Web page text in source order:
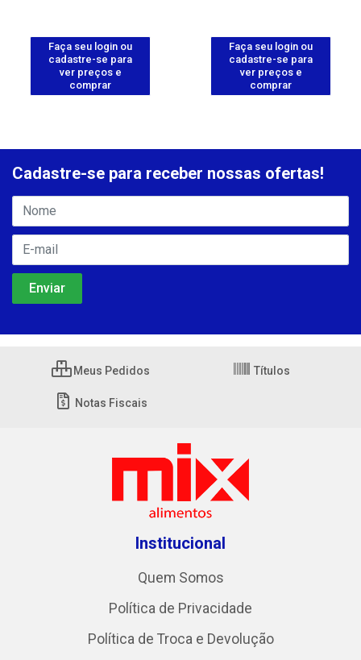
Faça seu login ou
cadastre-se para
ver preços e
comprar
Faça seu login ou
cadastre-se para
ver preços e
comprar
Cadastre-se para receber nossas ofertas!
Meus Pedidos Títulos
Notas Fiscais
Institucional
Quem Somos
Política de Privacidade
Política de Troca e Devolução